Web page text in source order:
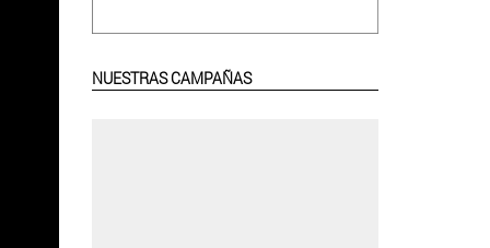
NUESTRAS CAMPAÑAS